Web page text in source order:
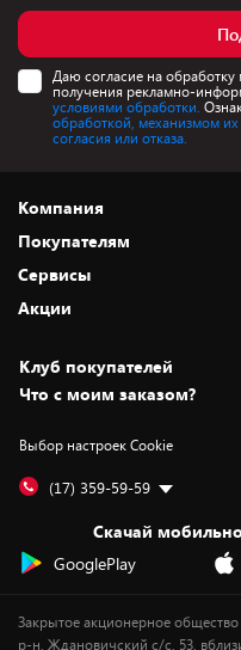
Даю согласие на
получения рекламно-
условиями обработки.
обработкой, механизмом
согласия или отказа.
Компания
О нас
Адреса магазинов
Новости
Статьи и обзоры
Вакансии
Дай пять добру!
Покупателям
Как сделать заказ
Оплата и доставка
Юрлицам
Обмен и возврат товара
Обработка персональных
Подарочные карты
Сервисы
Установка техники
Для игровых консолей
Для мобильных устройств
Для компьютеров
Сервисные центры
Акции
Скидки и промокоды
Белорусские товары
Бонусы
Оплата частями
Новинки
Клуб покупателей
Что с моим заказом?
Выбор настроек Cookie
(17) 359-59-59
Скачай
GooglePlay
Закрытое акционерное
р-н, Ждановичский с/с, 53,